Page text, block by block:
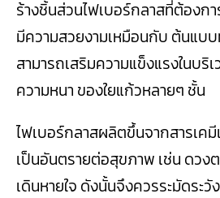
ร้างชิ้นส่วนไฟเบอร์กลาสที่ต้องก
มีความสวยงามเหมือนกับ ต้นแบบ
สามารถเสริมความแข็งแรงในบ
ความหนา ของใยแก้วหลายๆ ชั้น
ไฟเบอร์กลาสผลิตขึ้นจากสารเค
เป็นอันตรายต่อสุขภาพ เช่น ดวง
เดินหายใจ ดังนั้นจึงควรระมัดระ